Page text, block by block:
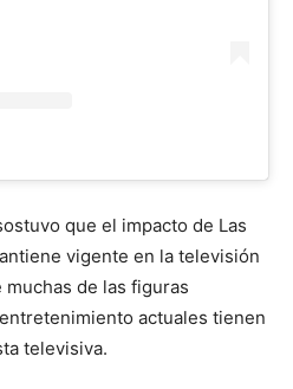
que el impacto de Las
vigente en la televisión
de las figuras
actuales tienen
televisiva.